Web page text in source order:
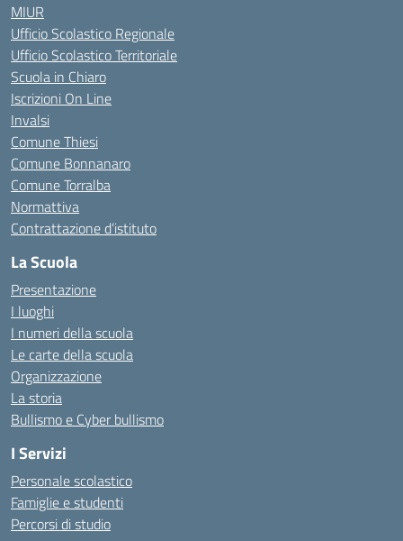
MIUR
Ufficio Scolastico Regionale
Ufficio Scolastico Territoriale
Scuola in Chiaro
Iscrizioni On Line
Invalsi
Comune Thiesi
Comune Bonnanaro
Comune Torralba
Normattiva
Contrattazione d’istituto
La Scuola
Presentazione
I luoghi
I numeri della scuola
Le carte della scuola
Organizzazione
La storia
Bullismo e Cyber bullismo
I Servizi
Personale scolastico
Famiglie e studenti
Percorsi di studio